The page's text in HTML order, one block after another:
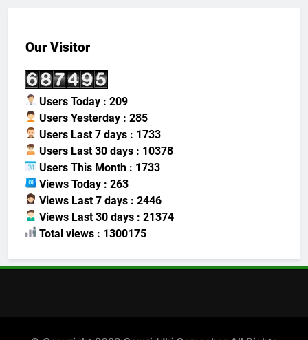
Our Visitor
Users Today : 209
Users Yesterday : 285
Users Last 7 days : 1733
Users Last 30 days : 10378
Users This Month : 1733
Views Today : 263
Views Last 7 days : 2446
Views Last 30 days : 21374
Total views : 1300175